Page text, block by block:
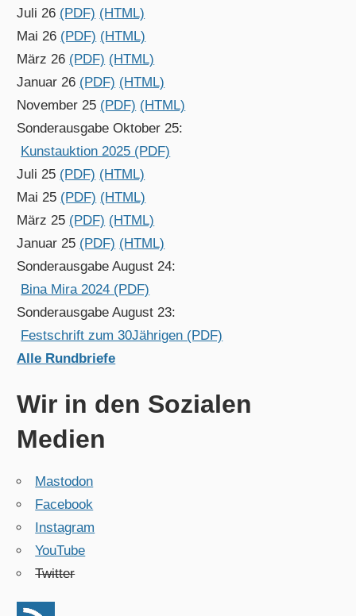
Juli 26 (PDF) (HTML)
Mai 26 (PDF) (HTML)
März 26 (PDF) (HTML)
Januar 26 (PDF) (HTML)
November 25 (PDF) (HTML)
Sonderausgabe Oktober 25:
Kunstauktion 2025 (PDF)
Juli 25 (PDF) (HTML)
Mai 25 (PDF) (HTML)
März 25 (PDF) (HTML)
Januar 25 (PDF) (HTML)
Sonderausgabe August 24:
Bina Mira 2024 (PDF)
Sonderausgabe August 23:
Festschrift zum 30Jährigen (PDF)
Alle Rundbriefe
Wir in den Sozialen
Medien
Mastodon
Facebook
Instagram
YouTube
Twitter